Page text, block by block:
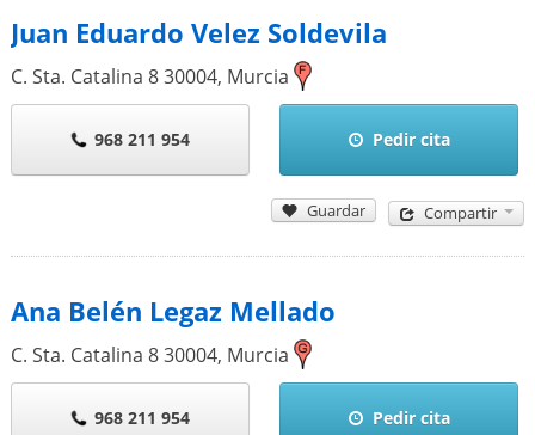
Juan Eduardo Velez Soldevila
C. Sta. Catalina 830004, Murcia
968 211 954 Pedir cita
Guardar Compartir
Ana Belén Legaz Mellado
C. Sta. Catalina 830004, Murcia
968 211 954 Pedir cita